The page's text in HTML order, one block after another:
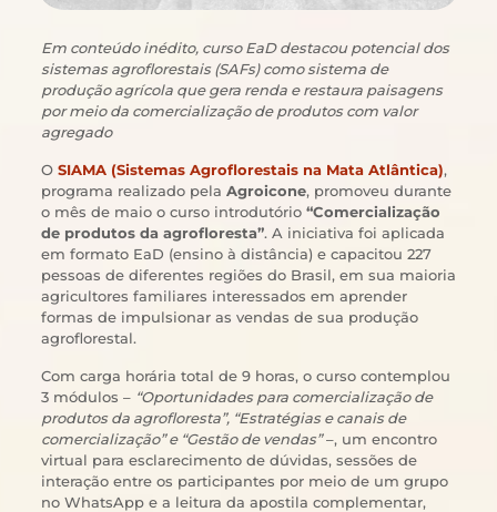
Em conteúdo inédito, curso EaD destacou potencial dos
sistemas agroflorestais (SAFs) como sistema de
produção agrícola que gera renda e restaura paisagens
por meio da comercialização de produtos com valor
agregado
O SIAMA (Sistemas Agroflorestais na Mata Atlântica),
programa realizado pela Agroicone, promoveu durante
o mês de maio o curso introdutório “Comercialização
de produtos da agrofloresta”. A iniciativa foi aplicada
em formato EaD (ensino à distância) e capacitou 227
pessoas de diferentes regiões do Brasil, em sua maioria
agricultores familiares interessados em aprender
formas de impulsionar as vendas de sua produção
agroflorestal.
Com carga horária total de 9 horas, o curso contemplou
3 módulos – “Oportunidades para comercialização de
produtos da agrofloresta”, “Estratégias e canais de
comercialização” e “Gestão de vendas”–, um encontro
virtual para esclarecimento de dúvidas, sessões de
interação entre os participantes por meio de um grupo
no WhatsApp e a leitura da apostila complementar,